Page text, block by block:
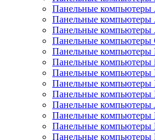
Панельные компьютеры
Панельные компьютеры
Панельные компьютеры
Панельные компьютеры
Панельные компьютеры
Панельные компьютеры
Панельные компьютеры
Панельные компьютеры
Панельные
Панельные компьютеры
Панельные компьютеры
Панельные компьютеры
Панельные компьютеры